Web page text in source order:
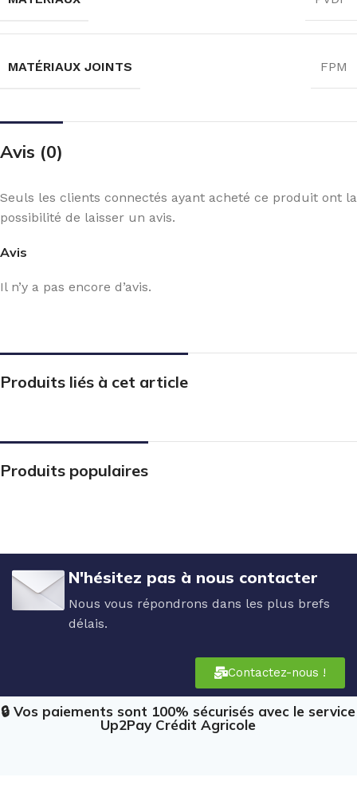
MATÉRIAUX JOINTS FPM
Avis (0)
Avis
Il n’y a pas encore d’avis.
Seuls les clients connectés ayant acheté ce produit ont la
possibilité de laisser un avis.
Produits liés à cet article
Produits populaires
N'hésitez pas à nous contacter
Nous vous répondrons dans les plus brefs
délais.
Contactez-nous !
🔒 Vos paiements sont 100% sécurisés avec le service
Up2Pay Crédit Agricole